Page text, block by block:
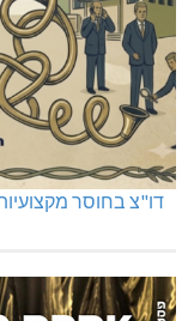
דו"צ בחוסר מקצועיות